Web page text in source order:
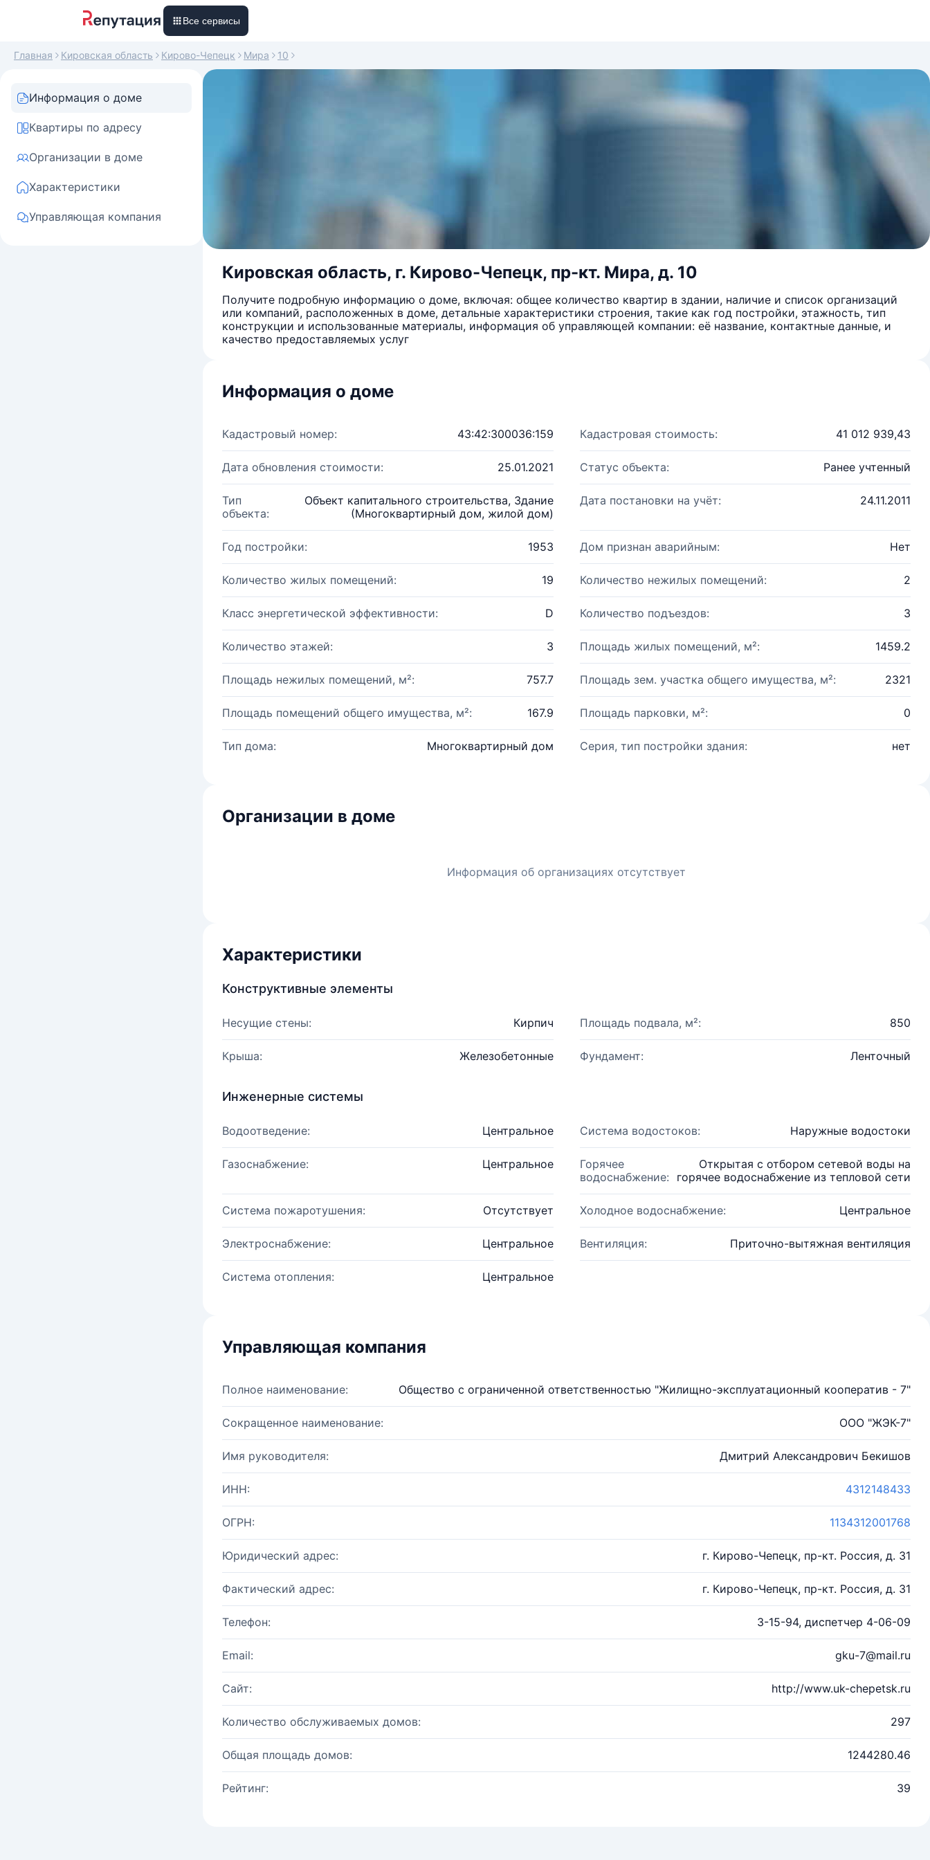
Все сервисы
Главная Кировская область Кирово-Чепецк Мира 10
Информация о доме
Квартиры по адресу
Организации в доме
Характеристики
Управляющая компания
Кировская область, г. Кирово-Чепецк, пр-кт. Мира, д. 10
Получите подробную информацию о доме, включая: общее количество квартир в здании, наличие и список организаций
или компаний, расположенных в доме, детальные характеристики строения, такие как год постройки, этажность, тип
конструкции и использованные материалы, информация об управляющей компании: её название, контактные данные, и
качество предоставляемых услуг
Информация о доме
Кадастровый номер: 43:42:300036:159 Кадастровая стоимость: 41 012 939,43
Дата обновления стоимости: 25.01.2021 Статус объекта: Ранее учтенный
Тип
объекта:
Объект капитального строительства, Здание
(Многоквартирный дом, жилой дом)
Дата постановки на учёт: 24.11.2011
Год постройки: 1953 Дом признан аварийным: Нет
Количество жилых помещений: 19 Количество нежилых помещений: 2
Класс энергетической эффективности: D Количество подъездов: 3
Количество этажей: 3 Площадь жилых помещений, м²: 1459.2
Площадь нежилых помещений, м²: 757.7 Площадь зем. участка общего имущества, м²: 2321
Площадь помещений общего имущества, м²: 167.9 Площадь парковки, м²: 0
Тип дома: Многоквартирный дом Серия, тип постройки здания: нет
Организации в доме
Информация об организациях отсутствует
Характеристики
Конструктивные элементы
Несущие стены: Кирпич Площадь подвала, м²: 850
Крыша: Железобетонные Фундамент: Ленточный
Инженерные системы
Водоотведение: Центральное Система водостоков: Наружные водостоки
Газоснабжение: Центральное
Горячее
водоснабжение:
Открытая с отбором сетевой воды на
горячее водоснабжение из тепловой сети
Система пожаротушения: Отсутствует Холодное водоснабжение: Центральное
Электроснабжение: Центральное Вентиляция: Приточно-вытяжная вентиляция
Система отопления: Центральное
Управляющая компания
Полное наименование: Общество с ограниченной ответственностью "Жилищно-эксплуатационный кооператив - 7"
Сокращенное наименование: ООО "ЖЭК-7"
Имя руководителя: Дмитрий Александрович Бекишов
ИНН: 4312148433
ОГРН: 1134312001768
Юридический адрес: г. Кирово-Чепецк, пр-кт. Россия, д. 31
Фактический адрес: г. Кирово-Чепецк, пр-кт. Россия, д. 31
Телефон: 3-15-94, диспетчер 4-06-09
Email: gku-7@mail.ru
Сайт: http://www.uk-chepetsk.ru
Количество обслуживаемых домов: 297
Общая площадь домов: 1244280.46
Рейтинг: 39